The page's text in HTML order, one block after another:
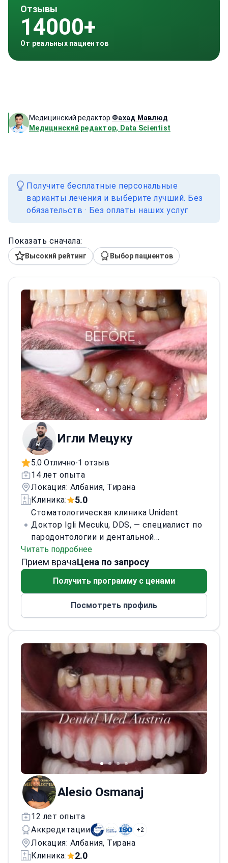
Медицинский редактор Фахад Мавлюд
Медицинский редактор, Data Scientist
Отзывы
14000+
От реальных пациентов
Получите бесплатные персональные
варианты лечения и выберите лучший. Без
обязательств · Без оплаты наших услуг
Показать сначала:
Высокий рейтинг Выбор пациентов
Игли Мецуку
5.0 Отлично•1 отзыв
14 лет опыта
Локация: Албания, Тирана
Клиника:
5.0
Стоматологическая клиника Unident
Доктор Igli Mecuku, DDS, — специалист по
пародонтологии и дентальной
имплантологии. Проходил подготовку по
челюстно-лицевой хирургии в РУДН и
университете. Выполнил диссертационное
мембранам для коррекции дефектов
преподаватель–исследователь».
Руководитель отделения хирургической
стоматологии клиники Dentalis, Москва
(2015–2019). Стоматолог‑хирург в Elite
Dental, Тирана (2019–2022). Частная
практика (2022–н. в.). Основатель клиники
Unident (декабрь 2025). Достижение: 1‑е
место на IV Российской студенческой
олимпиаде «Пропедевтика хирургической
стоматологии» (2009). Публикации 2017
года: «Сравнительная характеристика…»
(Российский журнал стоматологии) и
«Новый подход…» (Современные
технологии в медицине). Повышение
квалификации по имплантологии,
аугментации костной и мягких тканей,
синус‑лифтингу и PRF.
Читать подробнее
Прием врачаЦена по запросу
Получить программу с ценами
Посмотреть профиль
Alesio Osmanaj
12 лет опыта
Аккредитации
+2
Локация: Албания, Тирана
Клиника:
2.0